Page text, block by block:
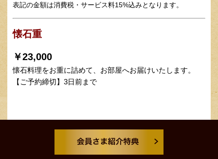
表記の金額は消費税・サービス料15%込みとなります。
懐石重
￥23,000
懐石料理をお重に詰めて、お部屋へお届けいたします。
【ご予約締切】3日前まで